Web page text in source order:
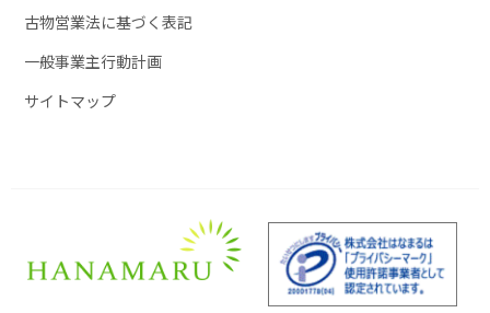
古物営業法に基づく表記
一般事業主行動計画
サイトマップ